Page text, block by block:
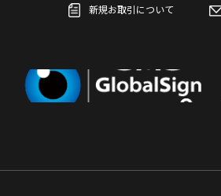
新規お取引について